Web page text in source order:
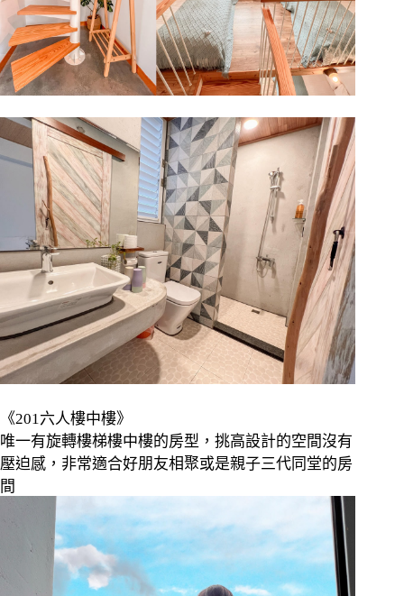
《201六人樓中樓》
唯一有旋轉樓梯樓中樓的房型，挑高設計的空間沒有
壓迫感，非常適合好朋友相聚或是親子三代同堂的房
間